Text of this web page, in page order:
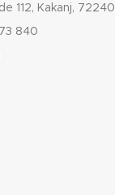
112, Kakanj, 72240
840